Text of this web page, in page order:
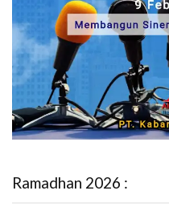
Ramadhan 2026 :